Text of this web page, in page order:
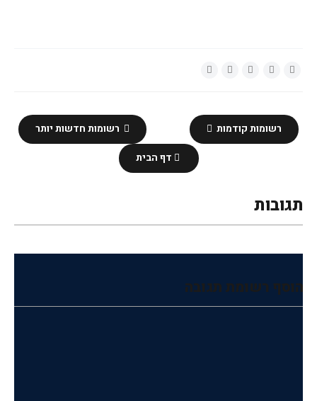
רשומות חדשות יותר רשומות קודמות
דף הבית
תגובות
הוסף רשומת תגובה